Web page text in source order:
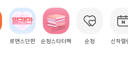
로맨스단편 순정스타터팩 순정 신작캘